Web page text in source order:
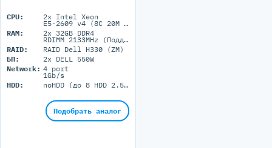
CPU: 2x Intel Xeon
E5-2609 v4 (8C 20M Cache 1.70 GHz)
RAM:
2x 32GB DDR4
RDIMM 2133MHz (Поддержка до 384GB максимально, 12 DIMM портов)
RAID:
RAID Dell H330 (ZM)
БП:
2x DELL 550W
Network: 4 port
1Gb/s
HDD:
noHDD (до 8 HDD 2.5'' SFF)
Подобрать аналог